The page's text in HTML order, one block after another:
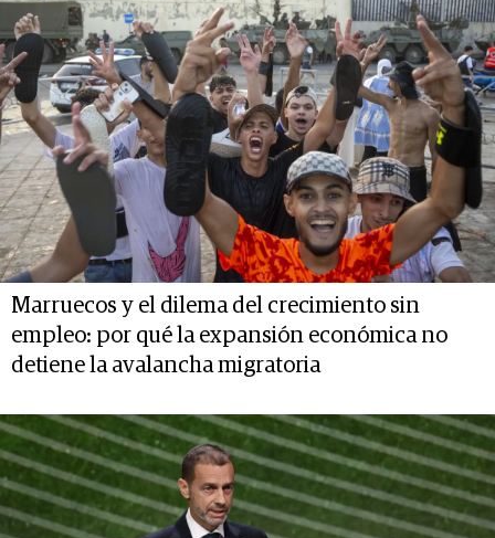
Marruecos y el dilema del crecimiento sin
empleo: por qué la expansión económica no
detiene la avalancha migratoria